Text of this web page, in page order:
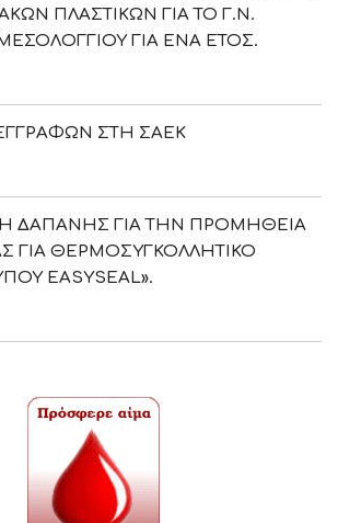
ΠΛΑΣΤΙΚΩΝ ΓΙΑ ΤΟ Γ.Ν.
ΜΕΣΟΛΟΓΓΙΟΥ ΓΙΑ ΕΝΑ ΕΤΟΣ.
ΣΤΗ ΣΑΕΚ
ΔΑΠΑΝΗΣ ΓΙΑ ΤΗΝ ΠΡΟΜΗΘΕΙΑ
ΓΙΑ ΘΕΡΜΟΣΥΓΚΟΛΛΗΤΙΚΟ
EASYSEAL».